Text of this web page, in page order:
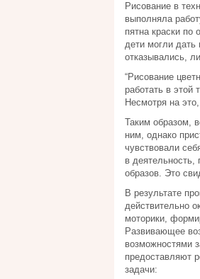
Рисование в
выполняла
пятна краски по
дети могли дать
отказывались,
“Рисование
работать в этой
Несмотря на
Таким образом,
ним, однако
чувствовали
в
образов. Это
В результате
действительно
моторики,
Развивающее
возможностями
предоставляют
задачи: